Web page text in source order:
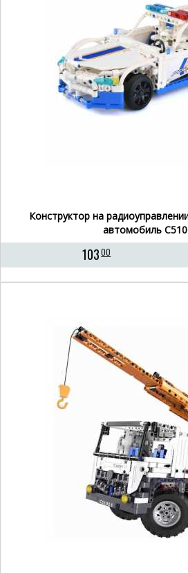
Конструктор на
автомобиль
10300